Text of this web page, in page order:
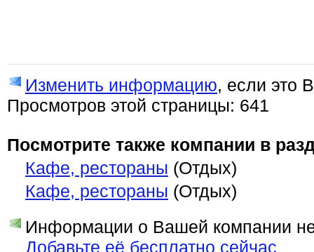
Изменить информацию, если это
Просмотров этой страницы: 641
Посмотрите также компании в
Кафе, рестораны (Отдых)
Кафе, рестораны (Отдых)
Информации о Вашей компании
Добавьте её бесплатно сейчас